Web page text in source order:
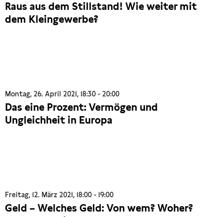
Raus aus dem Stillstand! Wie weiter mit
dem Kleingewerbe?
Montag, 26. April 2021, 18:30 - 20:00
Das eine Prozent: Vermögen und
Ungleichheit in Europa
Freitag, 12. März 2021, 18:00 - 19:00
Geld – Welches Geld: Von wem? Woher?